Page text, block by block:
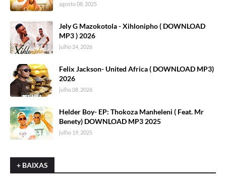
agosto 08, 2025
Jely G Mazokotola - Xihlonipho ( DOWNLOAD
MP3 ) 2026
julho 24, 2026
Felix Jackson- United Africa ( DOWNLOAD MP3)
2026
julho 08, 2026
Helder Boy- EP: Thokoza Manheleni ( Feat. Mr
Benety) DOWNLOAD MP3 2025
julho 19, 2025
+ BAIXAS